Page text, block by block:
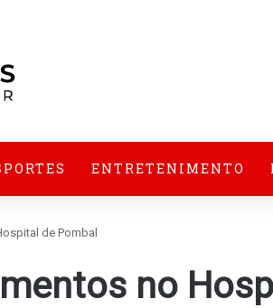
ENTRETENIMENTO
de Pombal
no